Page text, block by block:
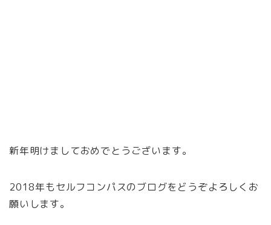
新年明けましておめでとうございます。
2018年もセルフコンパスのブログをどうぞよろしくお
願いします。